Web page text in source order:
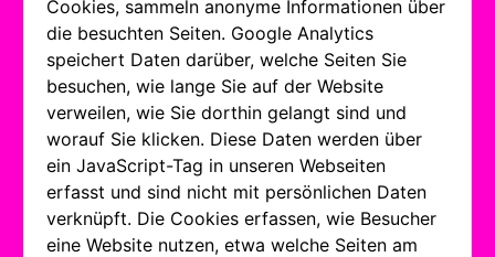
Cookies, sammeln anonyme Informationen über
die besuchten Seiten. Google Analytics
speichert Daten darüber, welche Seiten Sie
besuchen, wie lange Sie auf der Website
verweilen, wie Sie dorthin gelangt sind und
worauf Sie klicken. Diese Daten werden über
ein JavaScript-Tag in unseren Webseiten
erfasst und sind nicht mit persönlichen Daten
verknüpft. Die Cookies erfassen, wie Besucher
eine Website nutzen, etwa welche Seiten am